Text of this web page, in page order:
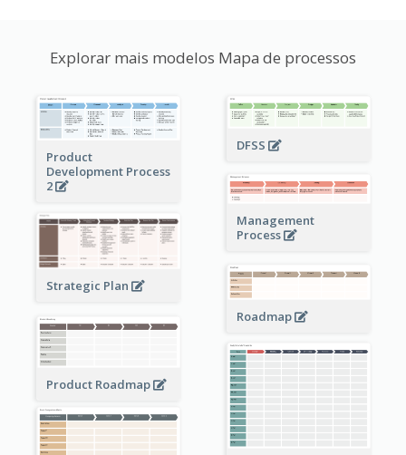
Explorar mais modelos Mapa de processos
Product
Development Process
2
DFSS
Management
Process
Strategic Plan
Roadmap
Product Roadmap